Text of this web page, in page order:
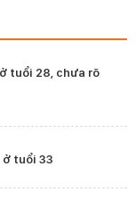
tuổi 28, chưa rõ
tuổi 33